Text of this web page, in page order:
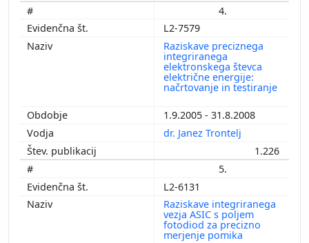
4.
L2-7579
Raziskave preciznega
integriranega
elektronskega števca
električne energije:
načrtovanje in testiranje
1.9.2005 - 31.8.2008
dr. Janez Trontelj
1.226
5.
L2-6131
Raziskave integriranega
vezja ASIC s poljem
fotodiod za precizno
merjenje pomika